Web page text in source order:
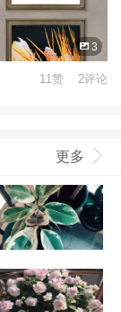
3
11赞 2评论
更多